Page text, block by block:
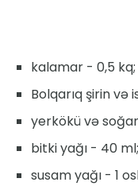
kalamar - 0,5 kq;
Bolqarıq şirin və
yerkökü və
bitki yağı - 40 ml;
susam yağı - 1